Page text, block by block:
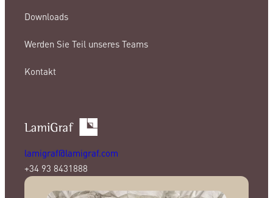
Downloads
Werden Sie Teil unseres Teams
Kontakt
lamigraf@lamigraf.com
+34 93 8431888